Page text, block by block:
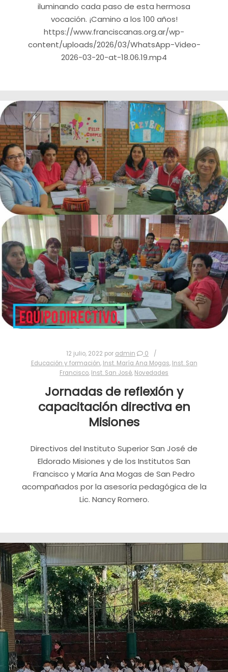
iluminando cada paso de esta hermosa
vocación. ¡Camino a los 100 años!
https://www.franciscanas.org.ar/wp-
content/uploads/2026/03/WhatsApp-Video-
2026-03-20-at-18.06.19.mp4
12 julio, 2022 por admin
0
Educación y formación, Inst. María Ana Mogas, Inst. San
Francisco, Inst. San José, Novedades
Jornadas de reflexión y
capacitación directiva en
Misiones
Directivos del Instituto Superior San José de
Eldorado Misiones y de los Institutos San
Francisco y María Ana Mogas de San Pedro
acompañados por la asesoría pedagógica de la
Lic. Nancy Romero.